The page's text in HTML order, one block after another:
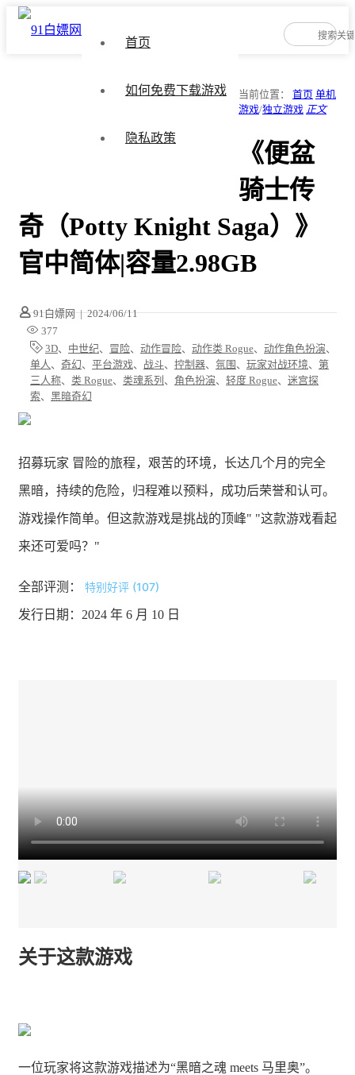
首页
如何免费下载游戏
隐私政策
当前位置： 首页 单机
游戏/独立游戏 正文
《便盆
骑士传
奇（Potty Knight Saga）》
官中简体|容量2.98GB
91白嫖网 | 2024/06/11
377
3D、 中世纪、 冒险、 动作冒险、 动作类 Rogue、 动作角色扮演、
单人 、 奇幻、 平台游戏、 战斗、 控制器、 氛围 、 玩家对战环境、 第
三人称、 类 Rogue、 类魂系列 、 角色扮演、 轻度 Rogue、 迷宫探
索、 黑暗奇幻
招募玩家 冒险的旅程，艰苦的环境，长达几个月的完全
黑暗，持续的危险，归程难以预料，成功后荣誉和认可。
游戏操作简单。但这款游戏是挑战的顶峰" "这款游戏看起
来还可爱吗？"
全部评测： 特别好评 (107)
发行日期：2024 年 6 月 10 日
关于这款游戏
一位玩家将这款游戏描述为“黑暗之魂 meets 马里奥”。